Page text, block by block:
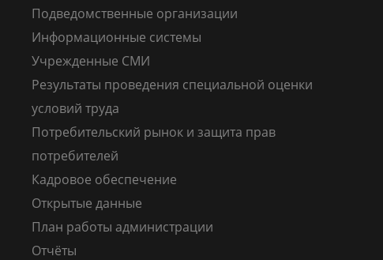
Подведомственные организации
Информационные системы
Учрежденные СМИ
Результаты проведения специальной оценки
условий труда
Потребительский рынок и защита прав
потребителей
Кадровое обеспечение
Открытые данные
План работы администрации
Отчёты